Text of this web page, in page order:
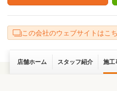
この会社のウェブサイトはこ
店舗ホーム スタッフ紹介 施工